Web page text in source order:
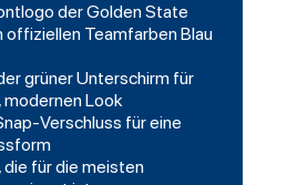
der Golden State
offiziellen Teamfarben Blau
grüner Unterschirm für
modernen Look
Verschluss für eine
für die meisten